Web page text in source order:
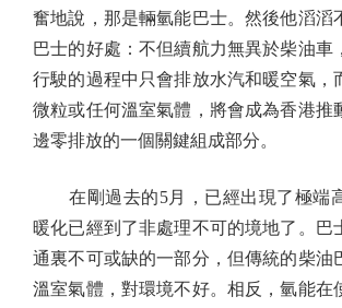
奮地說，那是輛氫能巴士。然後他滔滔
巴士的好處：不但續航力無異於柴油車
行駛的過程中只會排放水汽和暖空氣，
微粒或任何溫室氣體，將會成為香港推
邊零排放的一個關鍵組成部分。
在剛過去的5月，已經出現了極端
暖化已經到了非處理不可的境地了。巴
通裏不可或缺的一部分，但傳統的柴油
溫室氣體，對環境不好。相反，氫能在